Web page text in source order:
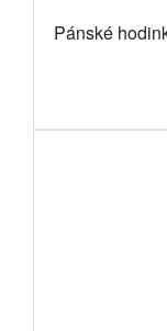
Pánské